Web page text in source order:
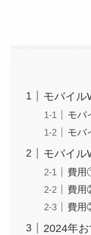
モバイル
モバ
モバ
モバイル
費用
費用
費用
2024年